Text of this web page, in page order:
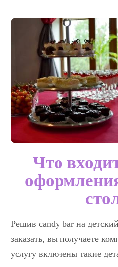
Что
Решив candy bar на
заказать, вы получаете
услугу включены такие